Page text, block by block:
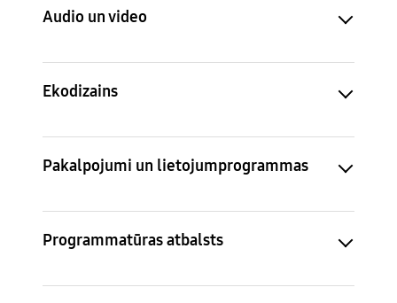
Audio un video
Ekodizains
Pakalpojumi un lietojumprogrammas
Programmatūras atbalsts